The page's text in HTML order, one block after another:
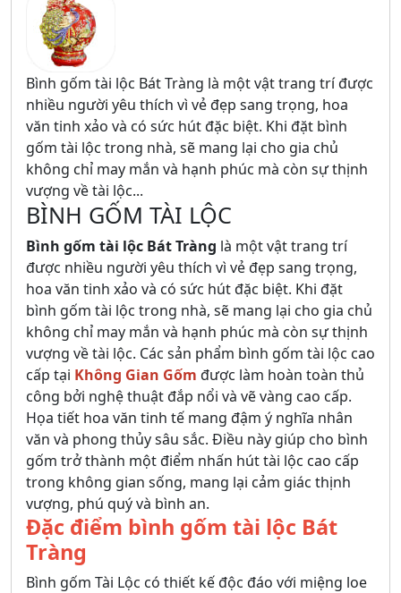
Bình gốm tài lộc Bát Tràng là một vật trang trí được
nhiều người yêu thích vì vẻ đẹp sang trọng, hoa
văn tinh xảo và có sức hút đặc biệt. Khi đặt bình
gốm tài lộc trong nhà, sẽ mang lại cho gia chủ
không chỉ may mắn và hạnh phúc mà còn sự thịnh
vượng về tài lộc...
BÌNH GỐM TÀI LỘC
Bình gốm tài lộc Bát Tràng là một vật trang trí
được nhiều người yêu thích vì vẻ đẹp sang trọng,
hoa văn tinh xảo và có sức hút đặc biệt. Khi đặt
bình gốm tài lộc trong nhà, sẽ mang lại cho gia chủ
không chỉ may mắn và hạnh phúc mà còn sự thịnh
vượng về tài lộc. Các sản phẩm bình gốm tài lộc cao
cấp tại Không Gian Gốm được làm hoàn toàn thủ
công bởi nghệ thuật đắp nổi và vẽ vàng cao cấp.
Họa tiết hoa văn tinh tế mang đậm ý nghĩa nhân
văn và phong thủy sâu sắc. Điều này giúp cho bình
gốm trở thành một điểm nhấn hút tài lộc cao cấp
trong không gian sống, mang lại cảm giác thịnh
vượng, phú quý và bình an.
Đặc điểm bình gốm tài lộc Bát
Tràng
Bình gốm Tài Lộc có thiết kế độc đáo với miệng loe